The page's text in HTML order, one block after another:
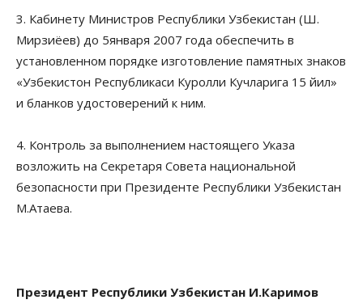
3. Кабинету Министров Республики Узбекистан (Ш.
Мирзиёев) до 5января 2007 года обеспечить в
установленном порядке изготовление памятных знаков
«Узбекистон Республикаси Куролли Кучларига 15 йил»
и бланков удостоверений к ним.
4. Контроль за выполнением настоящего Указа
возложить на Секретаря Совета национальной
безопасности при Президенте Республики Узбекистан
М.Атаева.
Президент Республики Узбекистан И.Каримов